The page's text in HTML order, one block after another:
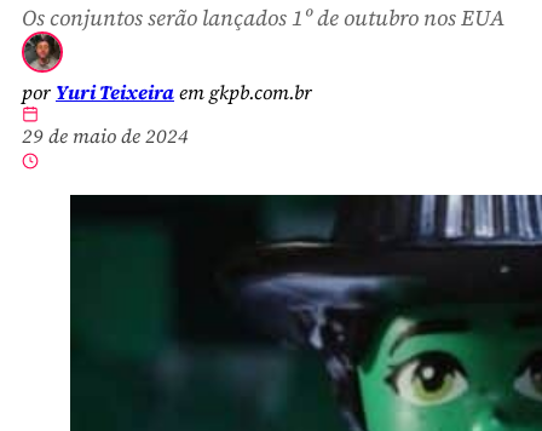
Os conjuntos serão lançados 1º de outubro nos EUA
por Yuri Teixeiraem gkpb.com.br
29 de maio de 2024